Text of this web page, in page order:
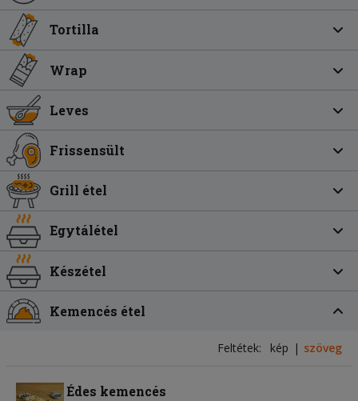
Tortilla
Wrap
Leves
Frissensült
Grill étel
Egytálétel
Készétel
Kemencés étel
Feltétek: kép szöveg
Édes kemencés